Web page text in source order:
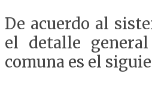
De acuerdo al
el detalle
comuna es el